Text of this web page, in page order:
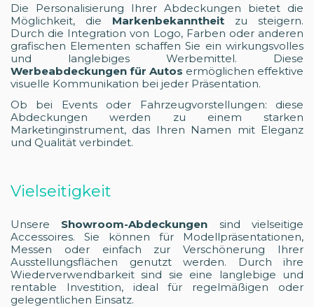
Die Personalisierung Ihrer Abdeckungen bietet die
Möglichkeit, die Markenbekanntheit zu steigern.
Durch die Integration von Logo, Farben oder anderen
grafischen Elementen schaffen Sie ein wirkungsvolles
und langlebiges Werbemittel. Diese
Werbeabdeckungen für Autos ermöglichen effektive
visuelle Kommunikation bei jeder Präsentation.
Ob bei Events oder Fahrzeugvorstellungen: diese
Abdeckungen werden zu einem starken
Marketinginstrument, das Ihren Namen mit Eleganz
und Qualität verbindet.
Vielseitigkeit
Unsere Showroom-Abdeckungen sind vielseitige
Accessoires. Sie können für Modellpräsentationen,
Messen oder einfach zur Verschönerung Ihrer
Ausstellungsflächen genutzt werden. Durch ihre
Wiederverwendbarkeit sind sie eine langlebige und
rentable Investition, ideal für regelmäßigen oder
gelegentlichen Einsatz.